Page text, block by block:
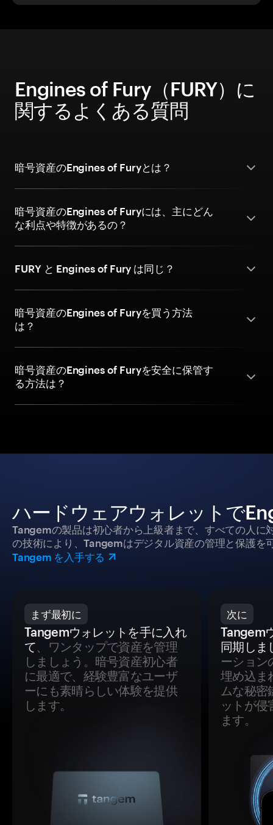
Engines of Fury（FURY）に
関するよくある質問
暗号資産のEngines of Furyとは？
暗号資産のEngines of Furyには、主にどん
な利点や特徴があるの？
FURY と Engines of Fury は同じ？
暗号資産のEngines of Furyを買う方法
は？
暗号資産のEngines of Furyを安全に保管す
る方法は？
ハードウェアウォレットで
Tangemの製品は初心者から上級者まで、すべての人に
の技術により、Tangemはデジタル資産の管理と保護を
Tangem を入手する
まず最初に
Tangemウォレットを手に入れ
て、ワンタップで資産を管理
しましょう。暗号資産初心者
に最適で、経験豊富なユーザ
ーにも素晴らしい体験を提供
します。
次に
Tangem
同期しま
ーション
埋め込ま
ムな秘密
ットが侵
ます。